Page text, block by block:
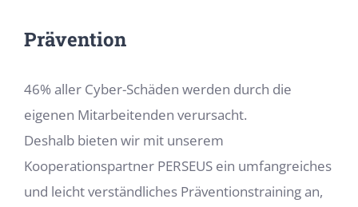
Prävention
46% aller Cyber-Schäden werden durch die
eigenen Mitarbeitenden verursacht.
Deshalb bieten wir mit unserem
Kooperationspartner PERSEUS ein umfangreiches
und leicht verständliches Präventionstraining an,